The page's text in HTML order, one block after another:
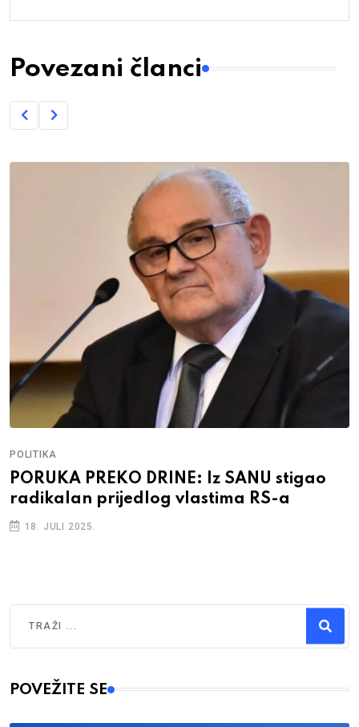
Povezani članci
POLITIKA
PORUKA PREKO DRINE: Iz SANU stigao
radikalan prijedlog vlastima RS-a
18. JULI 2025.
Type 2 or more characters for results.
POVEŽITE SE